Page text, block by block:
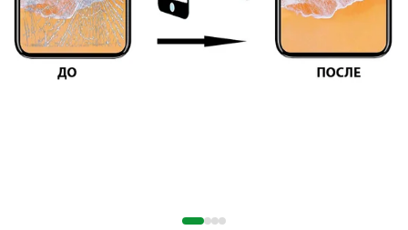
Считыватели, держатели SIM-карты, защелки батареи
Звонки, динамики и вибро
Шлейфы
Антенны